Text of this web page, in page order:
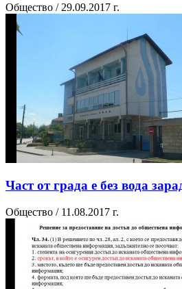
Общество / 29.09.2017 г.
Част от града е без вода
Общество / 11.08.2017 г.